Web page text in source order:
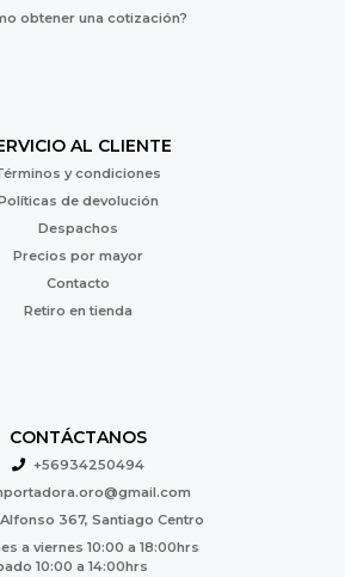
obtener una cotización?
AL CLIENTE
y condiciones
de devolución
Despachos
Precios por mayor
Contacto
Retiro en tienda
CONTÁCTANOS
+56934250494
367, Santiago Centro
a viernes 10:00 a 18:00hrs
10:00 a 14:00hrs